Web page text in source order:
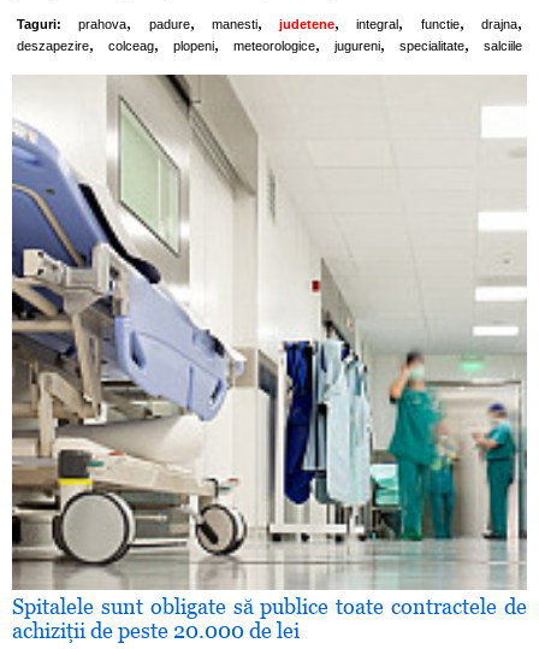
Taguri: prahova, padure, manesti, judetene, integral , functie, drajna,
deszapezire, colceag, plopeni, meteorologice, jugureni, specialitate, salciile
Spitalele sunt obligate să publice toate contractele de
achiziţii de peste 20.000 de lei